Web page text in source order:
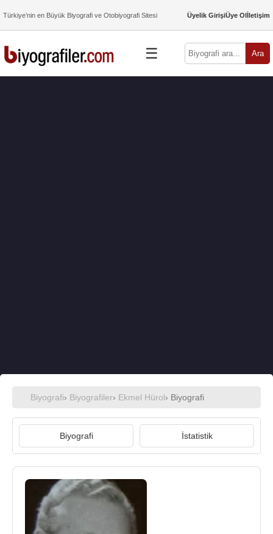
Türkiye’nin en Büyük Biyografi ve Otobiyografi Sitesi Üyelik GirişiÜye Olİletişim
☰ Ara
Biyografi› Biyografiler› Ekmel Hürol› Biyografi
Biyografi İstatistik